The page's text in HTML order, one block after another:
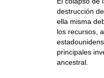
destrucción
ella misma
los recursos,
principales
ancestral.